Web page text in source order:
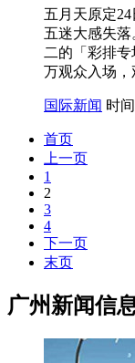
五月天原定
五迷大感失
二的「彩排
万观众入场，
国际新闻 时
首页
上一页
1
2
3
4
下一页
末页
广州新闻信